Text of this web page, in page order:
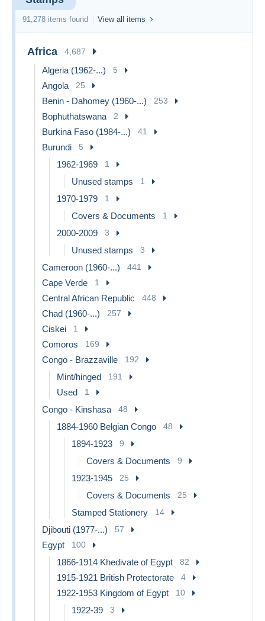
91,278 items found View all items
Africa 4,687
Algeria (1962-...) 5
Angola 25
Benin - Dahomey (1960-...) 253
Bophuthatswana 2
Burkina Faso (1984-...) 41
Burundi 5
1962-1969 1
Unused stamps 1
1970-1979 1
Covers & Documents 1
2000-2009 3
Unused stamps 3
Cameroon (1960-...) 441
Cape Verde 1
Central African Republic 448
Chad (1960-...) 257
Ciskei 1
Comoros 169
Congo - Brazzaville 192
Mint/hinged 191
Used 1
Congo - Kinshasa 48
1884-1960 Belgian Congo 48
1894-1923 9
Covers & Documents 9
1923-1945 25
Covers & Documents 25
Stamped Stationery 14
Djibouti (1977-...) 57
Egypt 100
1866-1914 Khedivate of Egypt 82
1915-1921 British Protectorate 4
1922-1953 Kingdom of Egypt 10
1922-39 3